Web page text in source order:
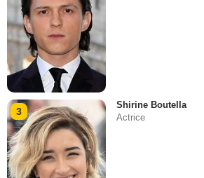
3
Shirine Boutella
Actrice